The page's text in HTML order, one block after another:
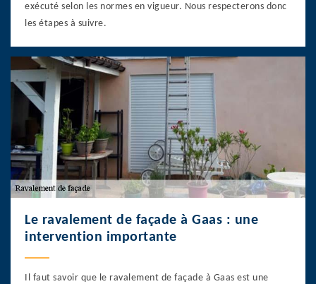
exécuté selon les normes en vigueur. Nous respecterons donc
les étapes à suivre.
Le ravalement de façade à Gaas : une
intervention importante
Il faut savoir que le ravalement de façade à Gaas est une